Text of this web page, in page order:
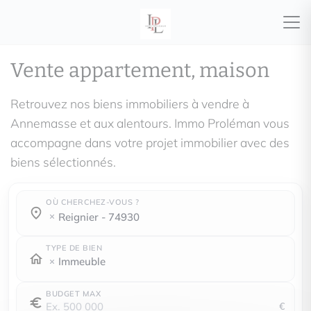
Vente appartement, maison
Retrouvez nos biens immobiliers à vendre à
Annemasse et aux alentours. Immo Proléman vous
accompagne dans votre projet immobilier avec des
biens sélectionnés.
OÙ CHERCHEZ-VOUS ?
Où cherchez-vous ?
reignier - 74930
Où cherchez-vous ?
TYPE DE BIEN
Immeuble
BUDGET MAX
€